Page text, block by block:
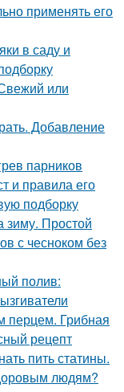
применять его
в саду и
или
Добавление
парников
и правила его
подборку
зиму. Простой
с чесноком без
полив:
перцем. Грибная
рецепт
пить статины.
людям?